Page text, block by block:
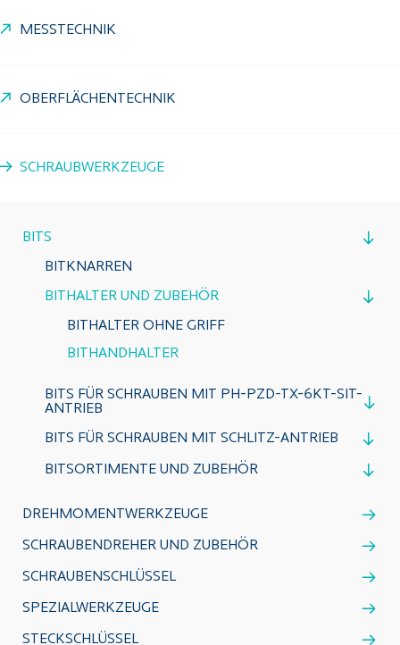
MESSTECHNIK
OBERFLÄCHENTECHNIK
SCHRAUBWERKZEUGE
BITS
BITKNARREN
BITHALTER UND ZUBEHÖR
BITHALTER OHNE GRIFF
BITHANDHALTER
BITS FÜR SCHRAUBEN MIT PH-PZD-TX-6KT-SIT-
ANTRIEB
BITS FÜR SCHRAUBEN MIT SCHLITZ-ANTRIEB
BITSORTIMENTE UND ZUBEHÖR
DREHMOMENTWERKZEUGE
SCHRAUBENDREHER UND ZUBEHÖR
SCHRAUBENSCHLÜSSEL
SPEZIALWERKZEUGE
STECKSCHLÜSSEL